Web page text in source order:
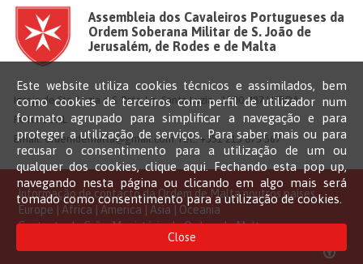
Este website utiliza cookies técnicos e assimilados, bem
como cookies de terceiros com perfil de utilizador num
formato agrupado para simplificar a navegação e para
proteger a utilização de serviços. Para saber mais ou para
recusar o consentimento para a utilização de um ou
qualquer dos cookies,clique aqui. Fechando esta pop up,
navegando nesta página ou clicando em algo mais será
tomado como consentimento para a utilização de cookies.
Close
Assembleia dos Cavaleiros Portugueses da
Ordem Soberana Militar de S. João de
Jerusalém, de Rodes e de Malta
Igreja de Sta. Luzia e S. Brás, Lg. Santa Luzia - 1100-487 LISBOA –
PORTUGAL
Email: ordemdemalta@gmail.com Tel.: +351 215 873 567
Informação de contacto da Ordem de Malta noutros países
Europe | Africa | America | Asia | Oceania
Contacto do Grão-Magistério da Ordem de Malta
info@orderofmalta.int